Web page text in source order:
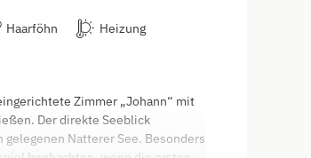
Haarföhn Heizung
Zimmer „Johann“ mit
Der direkte Seeblick
Natterer See. Besonders